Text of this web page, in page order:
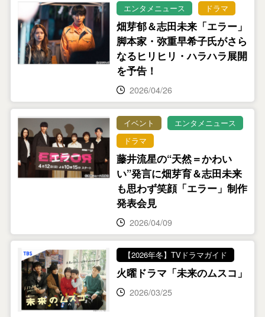
エンタメニュース ドラマ
畑芽郁＆志田未来「エラー」
脚本家・弥重早希子氏がさら
なるヒリヒリ・ハラハラ展開
を予告！
2026/04/26
イベント
エンタメニュース
ドラマ
藤井流星の“天然＝かわい
い”発言に畑芽育＆志田未来
も思わず笑顔「エラー」制作
発表会見
2026/04/09
【2026年冬】TVドラマガイド
火曜ドラマ「未来のムスコ」
2026/03/25